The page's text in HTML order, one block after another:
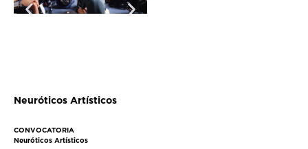
Neuróticos Artísticos
CONVOCATORIA
Neuróticos Artísticos